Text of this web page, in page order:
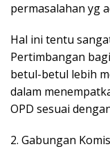
permasalahan yg
Hal ini tentu
Pertimbangan
betul-betul lebih
dalam
OPD sesuai
2. Gabungan